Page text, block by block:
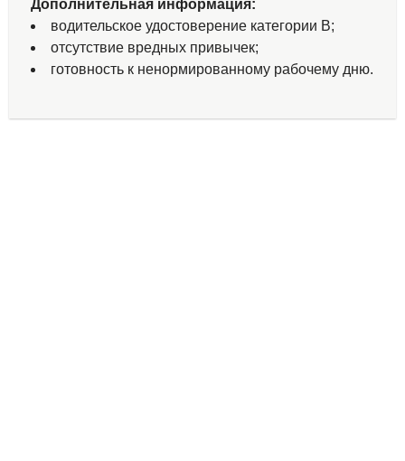
Дополнительная информация:
водительское удостоверение категории В;
отсутствие вредных привычек;
готовность к ненормированному рабочему дню.